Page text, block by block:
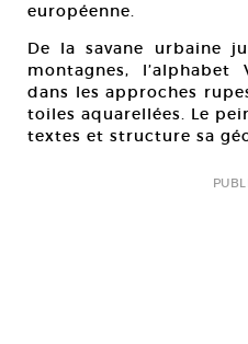
européenne.
De la savane urbaine
montagnes,
dans les approches
toiles aquarellées. Le
textes et structure sa